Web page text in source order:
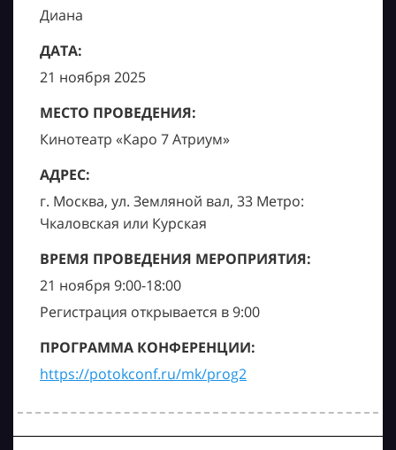
Диана
ДАТА:
21 ноября 2025
МЕСТО ПРОВЕДЕНИЯ:
Кинотеатр «Каро 7 Атриум»
АДРЕС:
г. Москва, ул. Земляной вал, 33 Метро:
Чкаловская или Курская
ВРЕМЯ ПРОВЕДЕНИЯ МЕРОПРИЯТИЯ:
21 ноября 9:00-18:00
Регистрация открывается в 9:00
ПРОГРАММА КОНФЕРЕНЦИИ:
https://potokconf.ru/mk/prog2